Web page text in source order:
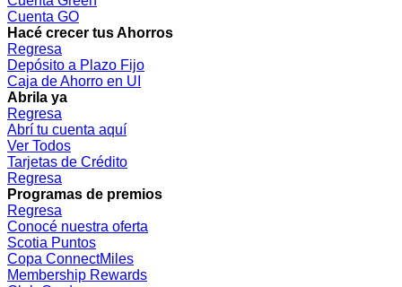
Cuenta GO
Hacé crecer tus Ahorros
Regresa
Depósito a Plazo Fijo
Caja de Ahorro en UI
Abrila ya
Regresa
Abrí tu cuenta aquí
Ver Todos
Tarjetas de Crédito
Regresa
Programas de premios
Regresa
Conocé nuestra oferta
Scotia Puntos
Copa ConnectMiles
Membership Rewards